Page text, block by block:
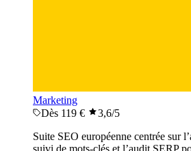
Marketing
Dès 119 €
3,6/5
Suite SEO européenne centrée sur